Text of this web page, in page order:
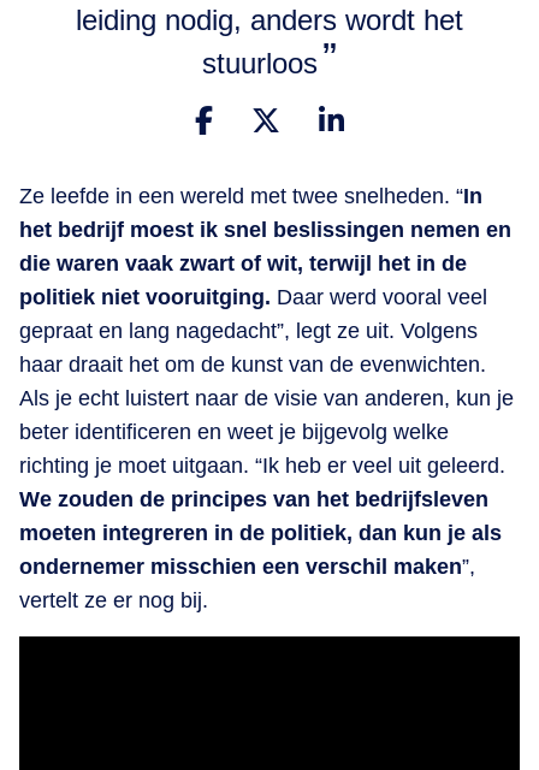
leiding nodig, anders wordt het
stuurloos
Ze leefde in een wereld met twee snelheden. “In
het bedrijf moest ik snel beslissingen nemen en
die waren vaak zwart of wit, terwijl het in de
politiek niet vooruitging. Daar werd vooral veel
gepraat en lang nagedacht”, legt ze uit. Volgens
haar draait het om de kunst van de evenwichten.
Als je echt luistert naar de visie van anderen, kun je
beter identificeren en weet je bijgevolg welke
richting je moet uitgaan. “Ik heb er veel uit geleerd.
We zouden de principes van het bedrijfsleven
moeten integreren in de politiek, dan kun je als
ondernemer misschien een verschil maken”,
vertelt ze er nog bij.